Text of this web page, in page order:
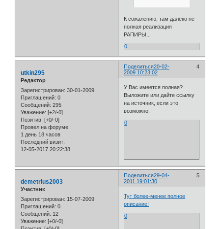
К сожалению, там далеко не
полная реализация
РАПИРЫ...
0
Поделиться 4
20-02-
2009 10:23:02
utkin295
Редактор
Зарегистрирован: 30-01-2009
Приглашений: 0
Сообщений: 295
Уважение: [+2/-0]
Позитив: [+0/-0]
Провел на форуме:
1 день 18 часов
Последний визит:
12-05-2017 20:22:38
У Вас имеется полная?
Выложите или дайте ссылку
на источник, если это
возможно.
0
Поделиться 5
29-04-
2011 19:01:30
demetrius2003
Участник
Зарегистрирован: 15-07-2009
Приглашений: 0
Сообщений: 12
Уважение: [+0/-0]
Тут более-менее полное
описание!
0